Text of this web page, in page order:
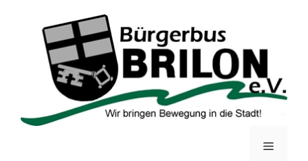
springen
Menü